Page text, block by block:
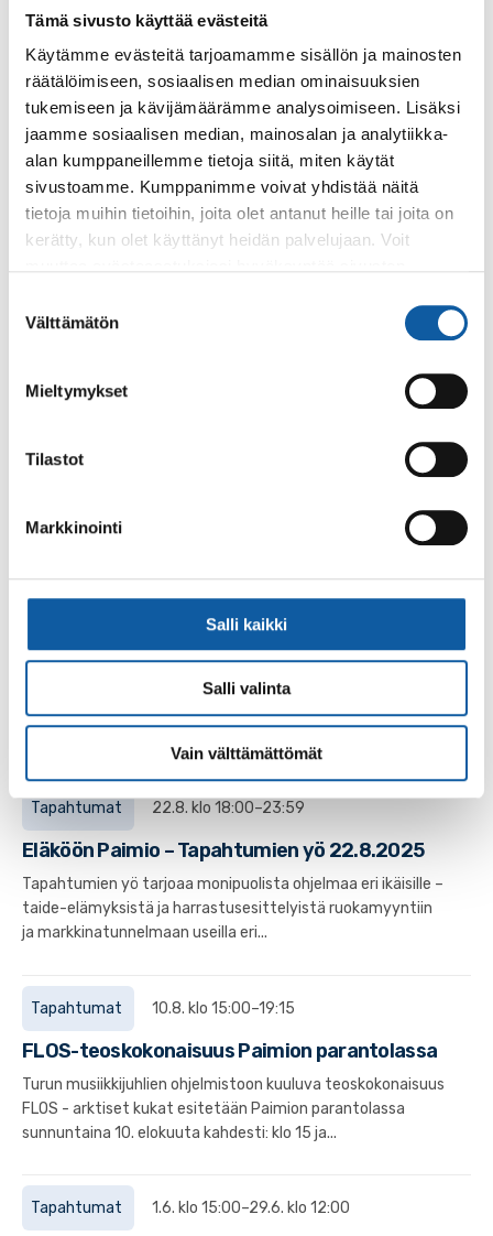
Tämä sivusto käyttää evästeitä
Käytämme evästeitä tarjoamamme sisällön ja mainosten
räätälöimiseen, sosiaalisen median ominaisuuksien
tukemiseen ja kävijämäärämme analysoimiseen. Lisäksi
jaamme sosiaalisen median, mainosalan ja analytiikka-
alan kumppaneillemme tietoja siitä, miten käytät
sivustoamme. Kumppanimme voivat yhdistää näitä
tietoja muihin tietoihin, joita olet antanut heille tai joita on
kerätty, kun olet käyttänyt heidän palvelujaan. Voit
valinta
Välttämätön
Mieltymykset
Tilastot
Markkinointi
Salli kaikki
Salli valinta
Vain välttämättömät
Tapahtumat 13.10. klo 17:00–19:00
Graffitiseinän avajaiset
Nuorille suunnatussa tapahtumassa graffititaiteilija maalaa
demotyön sekä vetää graffitityöpajan!
Sivut
Paimiossa järjestetään kulttuuritapahtumia ympärivuoden
ODEN - kokeellisen ja elektronisen musiikin
ODEN 0(ZERO) on kokoelma kokeellisia akustisia,
Paimio 700-juhlavuositaideteos on valittu –
Jukka Hakasen muraali toteutetaan Paimion
kaupungintalolle
Tapahtumat 22.8. klo 18:00–23:59
Eläköön Paimio – Tapahtumien yö 22.8.2025
Tapahtumien yö tarjoaa monipuolista ohjelmaa eri ikäisille –
taide-elämyksistä ja harrastusesittelyistä ruokamyyntiin
ja markkinatunnelmaan useilla eri...
Tapahtumat 10.8. klo 15:00–19:15
FLOS-teoskokonaisuus Paimion parantolassa
Turun musiikkijuhlien ohjelmistoon kuuluva teoskokonaisuus
FLOS - arktiset kukat esitetään Paimion parantolassa
sunnuntaina 10. elokuuta kahdesti: klo 15 ja...
Tapahtumat 1.6. klo 15:00–29.6. klo 12:00